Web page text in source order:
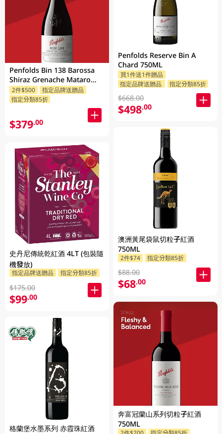
Penfolds Bin 138 Barossa
Shiraz Grenache Mataro
750ML
2件$500
指定品牌送贈品
指定分類85折
$379.00
史丹尼傳統乾紅酒 4LT (包裝隨
機發放)
指定品牌送贈品 指定分類85折
$175.00
$99.00
格蘭堡水墨系列 赤霞珠紅酒
Penfolds Reserve Bin A
Chard 750ML
買1件送1件贈品
指定品牌送贈品
指定分類85折
$668.00
$498.00
澳洲黃尾袋鼠切粒子紅酒
750ML
2件$74 指定分類85折
$88.00
$68.00
奔富冠蘭山系列切粒子紅酒
750ML
2件$200 指定分類85折